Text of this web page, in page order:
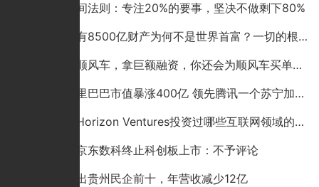
巴菲特时间法则：专注20%的要事，坚决不做剩下80%
李嘉诚拥有8500亿财产为何不是世界首富？一切的根源来自于19
哈罗上线顺风车，拿巨额融资，你还会为顺风车买单吗？
刚刚！阿里巴巴市值暴涨400亿 领先腾讯一个苏宁加两个唯品会
李嘉诚的Horizon Ventures投资过哪些互联网领域的科技公司？
京东回应京东数科终止科创板上市：不予评论
老干妈跌出贵州民企前十，年营收减少12亿